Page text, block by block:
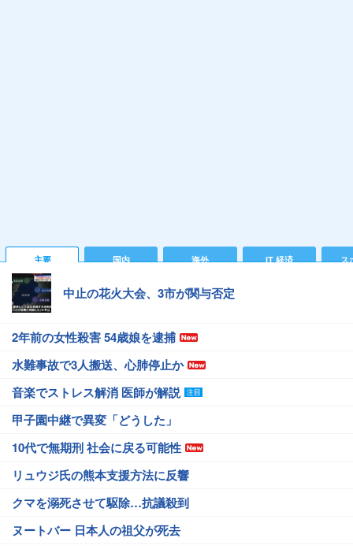
主要 国内 海外 IT 経済 ス
中止の花火大会、3市が関与否定
2年前の女性殺害 54歳娘を逮捕
水難事故で3人搬送、心肺停止か
音楽でストレス解消 医師が解説
甲子園中継で異変「どうした」
10代で無期刑 社会に戻る可能性
リュウジ氏の熊本支援方法に反響
クマを溺死させて駆除…抗議殺到
ヌートバー 日本人の祖父が死去